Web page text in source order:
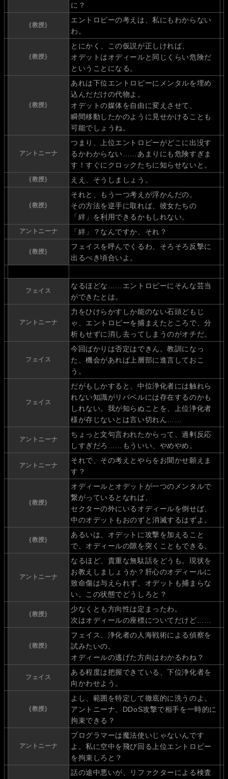
に？
{教授}
エントロピーの考えは、私にもわからない
わ。
{教授}
とにかく、この仮説が正しければ、
オデットはオディールと同じくらい危険だ
ということになる。
{教授}
あれは下位エントロピーにメンタルを埋め
込んだだけの代物よ。
オデットの媒体を自由に変えさせて、
瞬間移動したかのように見せかけることも
可能でしょうね。
アントニーナ
つまり、上位エントロピーがどこに出没す
るかわからない……あまりにも危険すぎま
す！すぐにクロックたちに知らせないと。
{教授} ええ、そうしましょう。
{教授}
それと、もう一つ考えが浮かんだの。
その方法を逆手に取れば、彼女たちの
「絆」を利用できるかもしれない。
アントニーナ 「絆」？なんですか、それ？
{教授}
フェイスを呼んでくるわ、そろそろ反撃に
出るべき頃合いよ。
フェイス
なるほどな……エントロピーにそんな芸当
ができたとは。
アントニーナ
力をひけらかすしか能のない石頭どもじ
ゃ、エントロピーを捕まえたところで、分
析もせずに消し去ってしまうのがオチだ。
フェイス
今回ばかりは否定はできん。教訓になっ
た、機会があれば上層部に進言しておこ
う。
フェイス
だがもしかすると、中位浄化者には触れら
れない知識がリバベルには存在するのかも
しれない。我が知らぬことを、上位浄化者
様が存じないとは言い切れん……
アントニーナ
ちょっと文句言われたからって、過剰反応
しすぎだろ……もういい、やめやめ。
アントニーナ
それで、その考えとやらをお聞かせ願えま
す？
{教授}
オディールとオデットが一つのメンタルで
繋がっているとなれば、
セクターの外にいるオディールを倒せば、
中のオデットもおのずと消滅するはずよ。
{教授}
あるいは、オデットに攻撃を加えること
で、オディールの隙を突くこともできる。
アントニーナ
なるほど、貴重な無駄話をどうも。現状を
お教えしましょうか？肝心のオディールに
致命傷は与えられず、オデットも捕まらな
い。この状態でどうしろと？
{教授}
少なくとも方向性は定まったわ。
次はオディールの座標についてだけど……
{教授}
フェイス、浄化者の人海戦術による偵察を
試みたいの。
オディールの逃げた方向はわかるわね？
フェイス
ある程度は把握できている、下位浄化者を
向かわせよう。
{教授}
よし、範囲を特定して徹底的に洗うのよ。
アントニーナ、DDoS攻撃で相手を一時的に
拘束できる？
アントニーナ
プログラマーは魔法使いじゃないんです
よ。私に空中を飛び回る上位エントロピー
を拘束しろと？
話の途中悪いが、リファクターによる検査